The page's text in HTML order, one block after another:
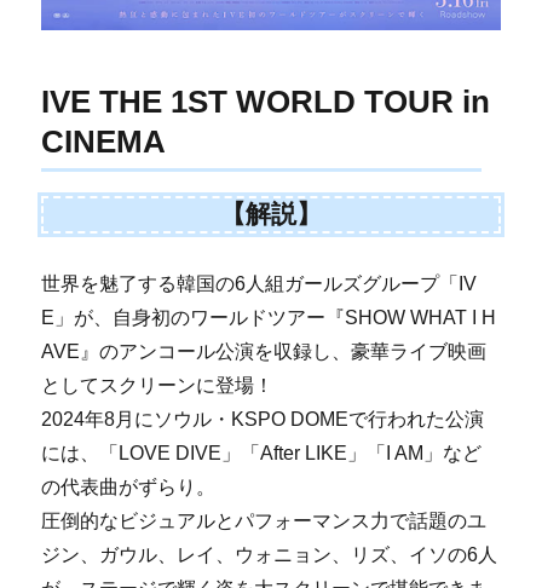
IVE THE 1ST WORLD TOUR in
CINEMA
【解説】
世界を魅了する韓国の6人組ガールズグループ「IV
E」が、自身初のワールドツアー『SHOW WHAT I H
AVE』のアンコール公演を収録し、豪華ライブ映画
としてスクリーンに登場！
2024年8月にソウル・KSPO DOMEで行われた公演
には、「LOVE DIVE」「After LIKE」「I AM」など
の代表曲がずらり。
圧倒的なビジュアルとパフォーマンス力で話題のユ
ジン、ガウル、レイ、ウォニョン、リズ、イソの6人